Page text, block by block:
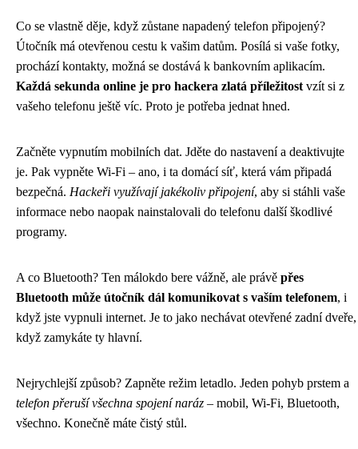
Co se vlastně děje, když zůstane napadený telefon připojený?
Útočník má otevřenou cestu k vašim datům. Posílá si vaše fotky,
prochází kontakty, možná se dostává k bankovním aplikacím.
Každá sekunda online je pro hackera zlatá příležitost vzít si z
vašeho telefonu ještě víc. Proto je potřeba jednat hned.
Začněte vypnutím mobilních dat. Jděte do nastavení a deaktivujte
je. Pak vypněte Wi-Fi – ano, i ta domácí síť, která vám připadá
bezpečná. Hackeři využívají jakékoliv připojení, aby si stáhli vaše
informace nebo naopak nainstalovali do telefonu další škodlivé
programy.
A co Bluetooth? Ten málokdo bere vážně, ale právě přes
Bluetooth může útočník dál komunikovat s vaším telefonem, i
když jste vypnuli internet. Je to jako nechávat otevřené zadní dveře,
když zamykáte ty hlavní.
Nejrychlejší způsob? Zapněte režim letadlo. Jeden pohyb prstem a
telefon přeruší všechna spojení naráz – mobil, Wi-Fi, Bluetooth,
všechno. Konečně máte čistý stůl.